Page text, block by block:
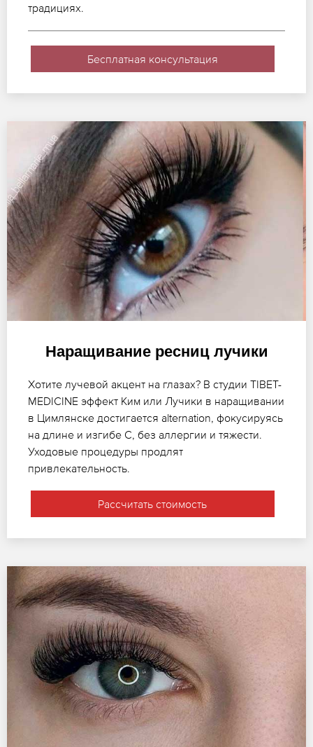
традициях.
Бесплатная консультация
Наращивание ресниц лучики
Хотите лучевой акцент на глазах? В студии TIBET-
MEDICINE эффект Ким или Лучики в наращивании
в Цимлянске достигается alternation, фокусируясь
на длине и изгибе C, без аллергии и тяжести.
Уходовые процедуры продлят
привлекательность.
Рассчитать стоимость